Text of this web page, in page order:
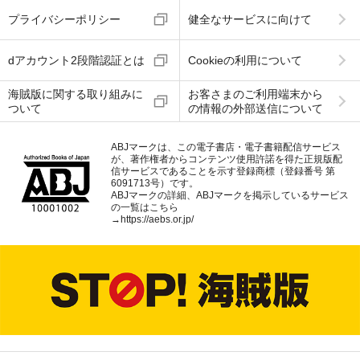
プライバシーポリシー 健全なサービスに向けて
dアカウント2段階認証とは Cookieの利用について
海賊版に関する取り組みに
ついて
お客さまのご利用端末から
の情報の外部送信について
ABJマークは、この電子書店・電子書籍配信サービス
が、著作権者からコンテンツ使用許諾を得た正規版配
信サービスであることを示す登録商標（登録番号 第
6091713号）です。
ABJマークの詳細、ABJマークを掲示しているサービス
の一覧はこちら
→https://aebs.or.jp/